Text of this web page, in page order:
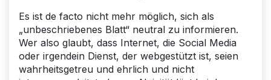
Es ist de facto nicht mehr möglich, sich als
„unbeschriebenes Blatt“ neutral zu informieren.
Wer also glaubt, dass Internet, die Social Media
oder irgendein Dienst, der webgestützt ist, seien
wahrheitsgetreu und ehrlich und nicht